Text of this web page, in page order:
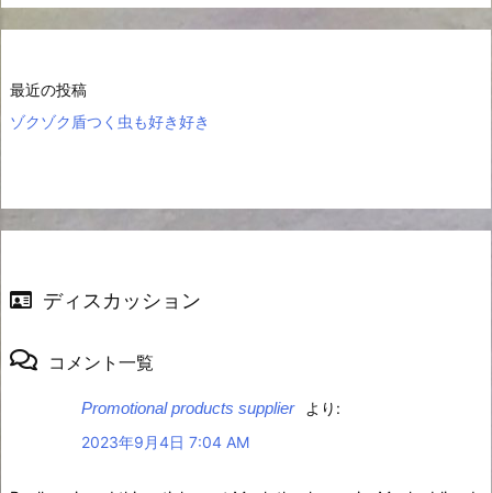
最近の投稿
ゾクゾク盾つく虫も好き好き
ディスカッション
コメント一覧
Promotional products supplier
より:
2023年9月4日 7:04 AM